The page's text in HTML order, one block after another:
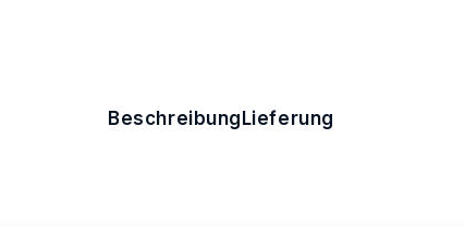
BeschreibungLieferung